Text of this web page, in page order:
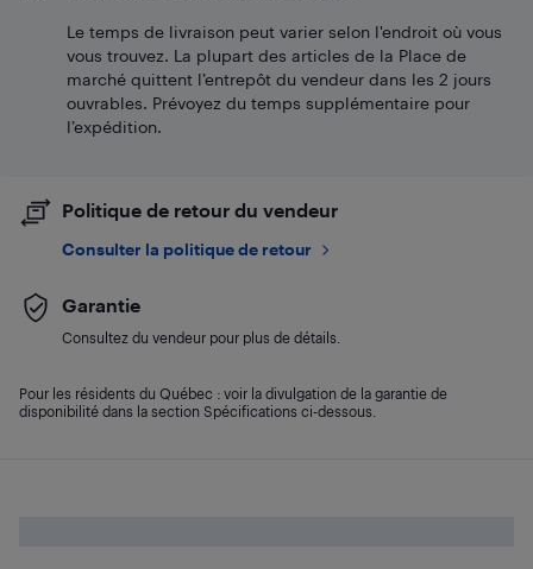
Le temps de livraison peut varier selon l'endroit où vous
vous trouvez. La plupart des articles de la Place de
marché quittent l’entrepôt du vendeur dans les 2 jours
ouvrables. Prévoyez du temps supplémentaire pour
l’expédition.
Politique de retour du vendeur
Consulter la politique de retour
Garantie
Consultez du vendeur pour plus de détails.
Pour les résidents du Québec : voir la divulgation de la garantie de
disponibilité dans la section Spécifications ci-dessous.